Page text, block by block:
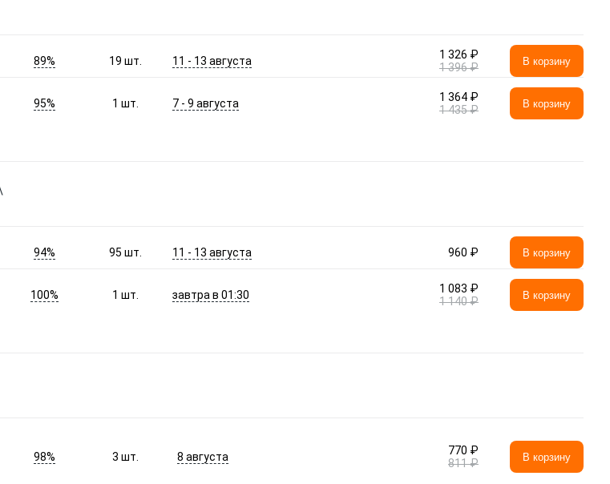
89% 19шт. 11 - 13 августа
1 326 ₽
1 396 ₽
В корзину
95% 1шт. 7 - 9 августа
1 364 ₽
1 435 ₽
В корзину
94% 95шт. 11 - 13 августа 960 ₽ В корзину
100% 1шт. завтра в 01:30
1 083 ₽
1 140 ₽
В корзину
98% 3шт. 8 августа
770 ₽
811 ₽
В корзину